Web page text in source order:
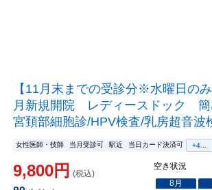
【11月末までの受診分※水曜日の
月新規開院 レディースドック 簡
宮頚部細胞診/HPV検査/乳房超音波
女性医師・技師 当月受診可 駅近 当日カード決済可 +4...
9,800円 (税込)
空き状況
8月